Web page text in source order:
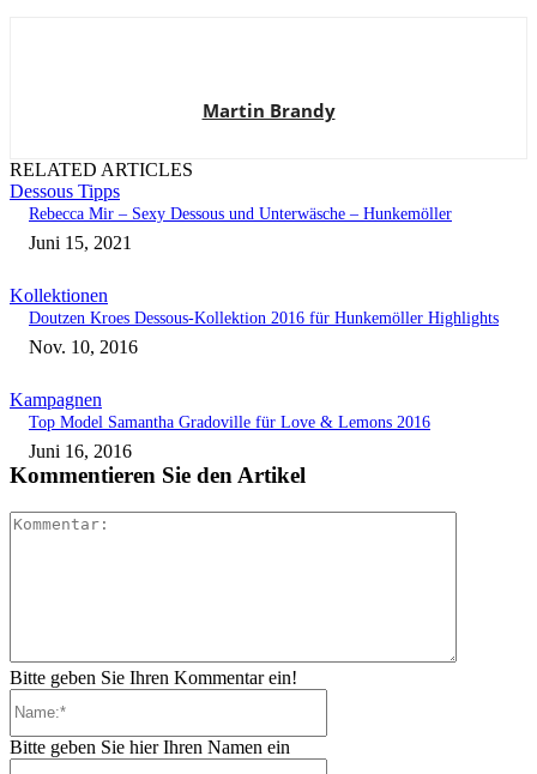
Martin Brandy
RELATED ARTICLES
Dessous Tipps
Rebecca Mir – Sexy Dessous und Unterwäsche – Hunkemöller
Juni 15, 2021
Kollektionen
Doutzen Kroes Dessous-Kollektion 2016 für Hunkemöller Highlights
Nov. 10, 2016
Kampagnen
Top Model Samantha Gradoville für Love & Lemons 2016
Juni 16, 2016
Kommentieren Sie den Artikel
Bitte geben Sie Ihren Kommentar ein!
Bitte geben Sie hier Ihren Namen ein